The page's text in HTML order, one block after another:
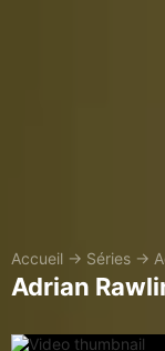
Accueil → Séries →
Adrian